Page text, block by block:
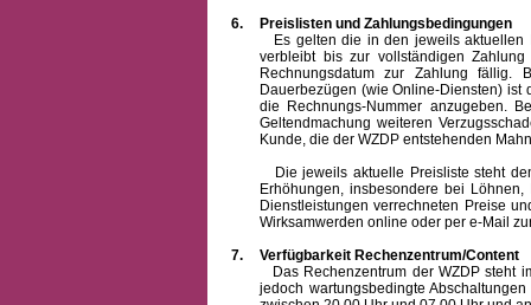
6.
Preislisten und Zahlungsbedingungen
Es gelten die in den jeweils aktuellen
verbleibt bis zur vollständigen
Rechnungsdatum zur Zahlung fällig.
Dauerbezügen (wie Online-Diensten)
die Rechnungs-Nummer anzugeben.
Geltendmachung weiteren
Kunde, die der WZDP entstehenden
Die jeweils aktuelle Preisliste steht dem
Erhöhungen, insbesondere bei
Dienstleistungen verrechneten Preise
Wirksamwerden online oder per e-Mail
7.
Verfügbarkeit Rechenzentrum/Content
Das Rechenzentrum der WZDP steht im
jedoch wartungsbedingte